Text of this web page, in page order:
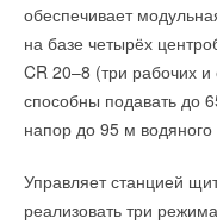
обеспечивает
на базе четырёх
CR 20–8 (три рабочих
способны подавать до
напор до 95 м водяного
Управляет станцией
реализовать три